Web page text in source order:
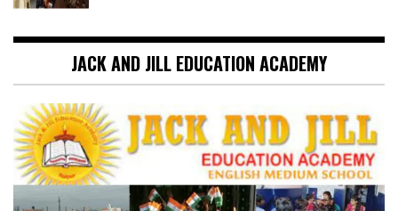
JACK AND JILL EDUCATION ACADEMY